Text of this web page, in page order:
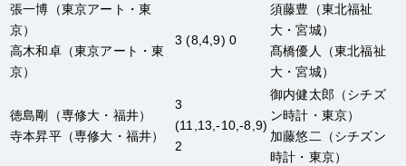
張一博 （東京アート・東
京）
高木和卓（東京アート・東
京）
3 (8,4,9) 0
須藤豊
（東北福祉
大・宮城）
髙橋優人
（東北福祉
大・宮城）
徳島剛
（専修大・福井）
寺本昇平（専修大・福井）
3
(11,13,-10,-8,9)
2
御内健太郎 （シチズ
ン時計・東京）
加藤悠二（シチズン
時計・東京）